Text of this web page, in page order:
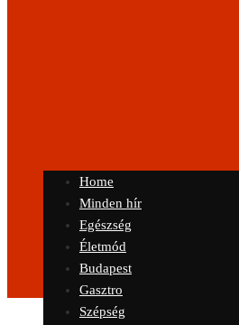
Home
Minden hír
Egészség
Életmód
Budapest
Gasztro
Szépség